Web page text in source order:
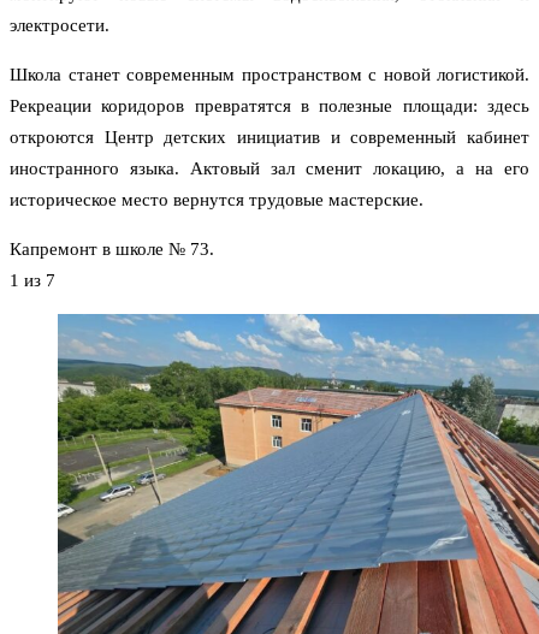
электросети.
Школа станет современным пространством с новой логистикой.
Рекреации коридоров превратятся в полезные площади: здесь
откроются Центр детских инициатив и современный кабинет
иностранного языка. Актовый зал сменит локацию, а на его
историческое место вернутся трудовые мастерские.
Капремонт в школе № 73.
1 из 7